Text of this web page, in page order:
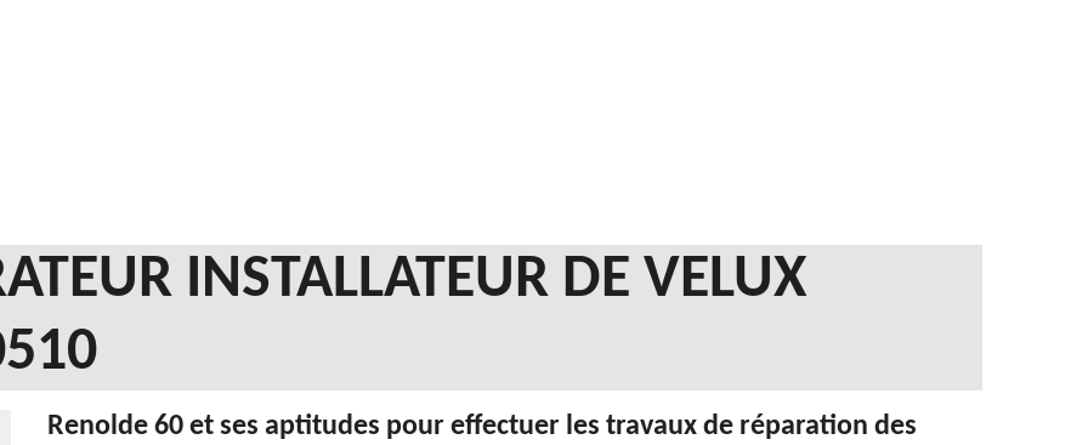
INSTALLATEUR DE VELUX
Renolde 60 et ses aptitudes pour effectuer les travaux de réparation des